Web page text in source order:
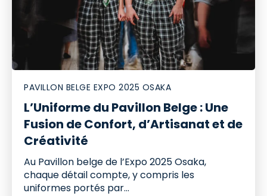
PAVILLON BELGE EXPO 2025 OSAKA
L’Uniforme du Pavillon Belge : Une
Fusion de Confort, d’Artisanat et de
Créativité
Au Pavillon belge de l’Expo 2025 Osaka,
chaque détail compte, y compris les
uniformes portés par...